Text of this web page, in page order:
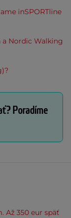
inSPORTline
Nordic Walking
Poradíme
Až 350 eur späť